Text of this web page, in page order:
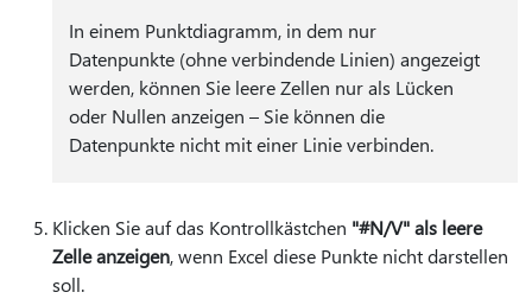
In einem Punktdiagramm, in dem nur
Datenpunkte (ohne verbindende Linien) angezeigt
werden, können Sie leere Zellen nur als Lücken
oder Nullen anzeigen – Sie können die
Datenpunkte nicht mit einer Linie verbinden.
Klicken Sie auf das Kontrollkästchen "#N/V" als leere
Zelle anzeigen, wenn Excel diese Punkte nicht darstellen
soll.